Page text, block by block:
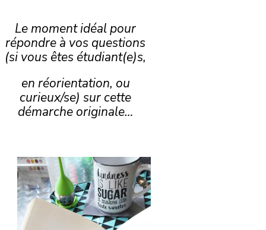
Le moment idéal pour
répondre à vos questions
(si vous êtes étudiant(e)s,
en réorientation, ou
curieux/se) sur cette
démarche originale…